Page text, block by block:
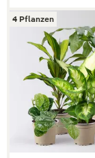
4 Pflanzen